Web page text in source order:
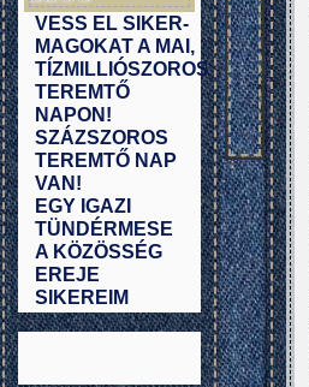
VESS EL SIKER-
MAGOKAT A MAI,
TÍZMILLIÓSZOROS
TEREMTŐ
NAPON!
SZÁZSZOROS
TEREMTŐ NAP
VAN!
EGY IGAZI
TÜNDÉRMESE
A KÖZÖSSÉG
EREJE
SIKEREIM